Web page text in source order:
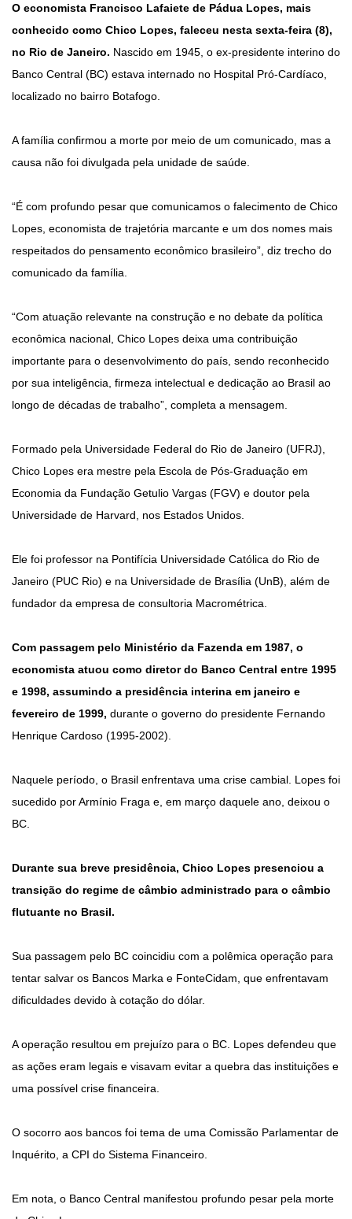
O economista Francisco Lafaiete de Pádua Lopes, mais
conhecido como Chico Lopes, faleceu nesta sexta-feira (8),
no Rio de Janeiro. Nascido em 1945, o ex-presidente interino do
Banco Central (BC) estava internado no Hospital Pró-Cardíaco,
localizado no bairro Botafogo.
A família confirmou a morte por meio de um comunicado, mas a
causa não foi divulgada pela unidade de saúde.
“É com profundo pesar que comunicamos o falecimento de Chico
Lopes, economista de trajetória marcante e um dos nomes mais
respeitados do pensamento econômico brasileiro”, diz trecho do
comunicado da família.
“Com atuação relevante na construção e no debate da política
econômica nacional, Chico Lopes deixa uma contribuição
importante para o desenvolvimento do país, sendo reconhecido
por sua inteligência, firmeza intelectual e dedicação ao Brasil ao
longo de décadas de trabalho”, completa a mensagem.
Formado pela Universidade Federal do Rio de Janeiro (UFRJ),
Chico Lopes era mestre pela Escola de Pós-Graduação em
Economia da Fundação Getulio Vargas (FGV) e doutor pela
Universidade de Harvard, nos Estados Unidos.
Ele foi professor na Pontifícia Universidade Católica do Rio de
Janeiro (PUC Rio) e na Universidade de Brasília (UnB), além de
fundador da empresa de consultoria Macrométrica.
Com passagem pelo Ministério da Fazenda em 1987, o
economista atuou como diretor do Banco Central entre 1995
e 1998, assumindo a presidência interina em janeiro e
fevereiro de 1999, durante o governo do presidente Fernando
Henrique Cardoso (1995-2002).
Naquele período, o Brasil enfrentava uma crise cambial. Lopes foi
sucedido por Armínio Fraga e, em março daquele ano, deixou o
BC.
Durante sua breve presidência, Chico Lopes presenciou a
transição do regime de câmbio administrado para o câmbio
flutuante no Brasil.
Sua passagem pelo BC coincidiu com a polêmica operação para
tentar salvar os Bancos Marka e FonteCidam, que enfrentavam
dificuldades devido à cotação do dólar.
A operação resultou em prejuízo para o BC. Lopes defendeu que
as ações eram legais e visavam evitar a quebra das instituições e
uma possível crise financeira.
O socorro aos bancos foi tema de uma Comissão Parlamentar de
Inquérito, a CPI do Sistema Financeiro.
Em nota, o Banco Central manifestou profundo pesar pela morte